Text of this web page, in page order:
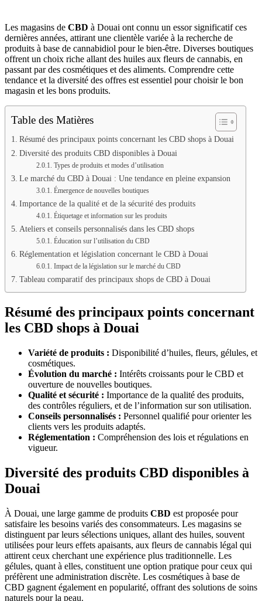
Les magasins de CBD à Douai ont connu un essor significatif ces
dernières années, attirant une clientèle variée à la recherche de
produits à base de cannabidiol pour le bien-être. Diverses boutiques
offrent un choix riche allant des huiles aux fleurs de cannabis, en
passant par des cosmétiques et des aliments. Comprendre cette
tendance et la diversité des offres est essentiel pour choisir le bon
magasin et les bons produits.
Table des Matières
Résumé des principaux points concernant les CBD shops à Douai
Diversité des produits CBD disponibles à Douai
Types de produits et modes d’utilisation
Le marché du CBD à Douai : Une tendance en pleine expansion
Émergence de nouvelles boutiques
Importance de la qualité et de la sécurité des produits
Étiquetage et information sur les produits
Ateliers et conseils personnalisés dans les CBD shops
Éducation sur l’utilisation du CBD
Réglementation et législation concernant le CBD à Douai
Impact de la législation sur le marché du CBD
Tableau comparatif des principaux shops de CBD à Douai
Résumé des principaux points concernant
les CBD shops à Douai
Variété de produits : Disponibilité d’huiles, fleurs, gélules, et
cosmétiques.
Évolution du marché : Intérêts croissants pour le CBD et
ouverture de nouvelles boutiques.
Qualité et sécurité : Importance de la qualité des produits,
des contrôles réguliers, et de l’information sur son utilisation.
Conseils personnalisés : Personnel qualifié pour orienter les
clients vers les produits adaptés.
Réglementation : Compréhension des lois et régulations en
vigueur.
Diversité des produits CBD disponibles à
Douai
À Douai, une large gamme de produits CBD est proposée pour
satisfaire les besoins variés des consommateurs. Les magasins se
distinguent par leurs sélections uniques, allant des huiles, souvent
utilisées pour leurs effets apaisants, aux fleurs de cannabis légal qui
attirent ceux cherchant une expérience plus traditionnelle. Les
gélules, quant à elles, constituent une option pratique pour ceux qui
préfèrent une administration discrète. Les cosmétiques à base de
CBD gagnent également en popularité, offrant des solutions de soins
naturels pour la peau.